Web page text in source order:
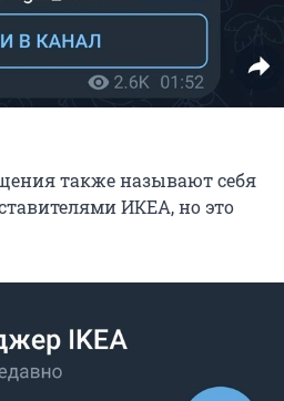
также называют себя
ИКЕА, но это